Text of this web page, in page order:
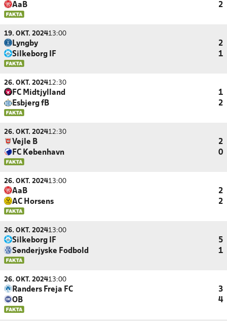
AaB
2
19. OKT. 202413:00
Lyngby
2
Silkeborg IF
1
26. OKT. 202412:30
FC Midtjylland
1
Esbjerg fB
2
26. OKT. 202412:30
Vejle B
2
FC København
0
26. OKT. 202413:00
AaB
2
AC Horsens
2
26. OKT. 202413:00
Silkeborg IF
5
Sønderjyske Fodbold
1
26. OKT. 202413:00
Randers Freja FC
3
OB
4